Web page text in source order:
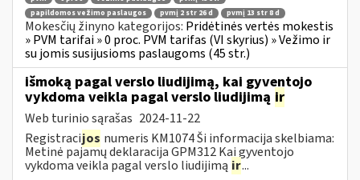
papildomos vežimo paslaugos
pvmį 2 str 26 d pvmį 13 str 8 d
Mokesčių žinyno kategorijos: Pridėtinės vertės mokestis
» PVM tarifai » 0 proc. PVM tarifas (VI skyrius) » Vežimo ir
su jomis susijusioms paslaugoms (45 str.)
išmoką pagal verslo liudijimą, kai gyventojo
vykdoma veikla pagal verslo liudijimą ir
Web turinio sąrašas 2024-11-22
Registracijos numeris KM1074 Ši informacija skelbiama:
Metinė pajamų deklaracija GPM312 Kai gyventojo
vykdoma veikla pagal verslo liudijimą ir...